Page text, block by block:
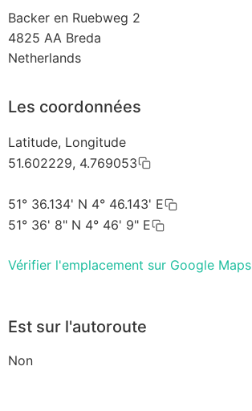
Backer en Ruebweg 2
4825 AA Breda
Netherlands
Les coordonnées
Latitude, Longitude
51.602229, 4.769053
51° 36.134' N 4° 46.143' E
51° 36' 8" N 4° 46' 9" E
Vérifier l'emplacement sur Google Maps
Est sur l'autoroute
Non